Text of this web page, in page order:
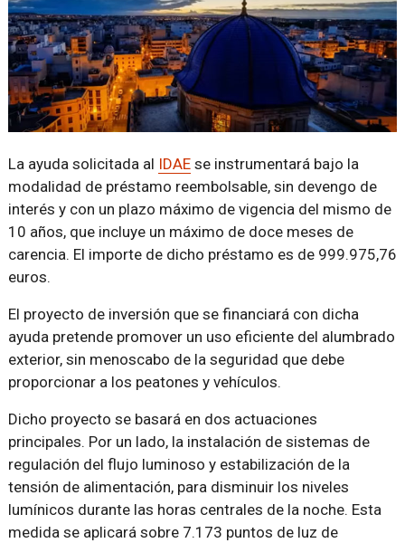
La ayuda solicitada al IDAEse instrumentará bajo la
modalidad de préstamo reembolsable, sin devengo de
interés y con un plazo máximo de vigencia del mismo de
10 años, que incluye un máximo de doce meses de
carencia. El importe de dicho préstamo es de 999.975,76
euros.
El proyecto de inversión que se financiará con dicha
ayuda pretende promover un uso eficiente del alumbrado
exterior, sin menoscabo de la seguridad que debe
proporcionar a los peatones y vehículos.
Dicho proyecto se basará en dos actuaciones
principales. Por un lado, la instalación de sistemas de
regulación del flujo luminoso y estabilización de la
tensión de alimentación, para disminuir los niveles
lumínicos durante las horas centrales de la noche. Esta
medida se aplicará sobre 7.173 puntos de luz de